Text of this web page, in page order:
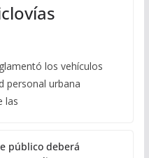
los vehículos
personal urbana
las
público deberá